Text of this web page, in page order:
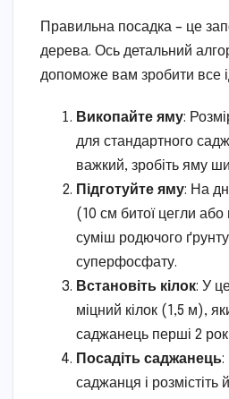
Правильна посадка – це
дерева. Ось детальний
допоможе вам зробити все
Викопайте яму:
для стандартного
важкий, зробіть яму
Підготуйте яму: На
(10 см битої цегли
суміш родючого
суперфосфату.
Встановіть кілок: У
міцний кілок (1,5 м),
саджанець перші 2
Посадіть саджанець:
саджанця і розмістіть